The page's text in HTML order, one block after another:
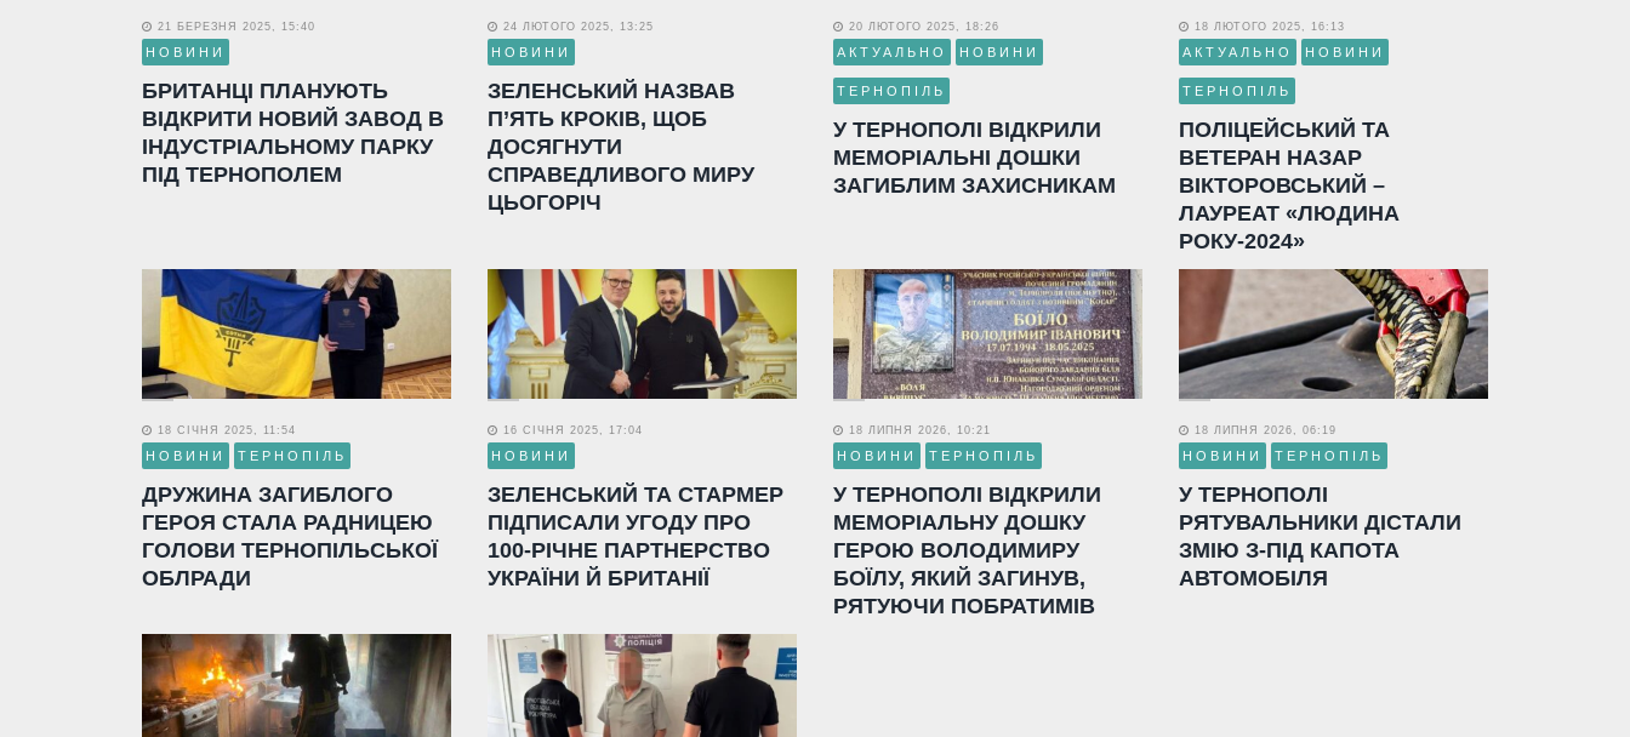
21 БЕРЕЗНЯ 2025, 15:40
НОВИНИ
БРИТАНЦІ ПЛАНУЮТЬ
ВІДКРИТИ НОВИЙ ЗАВОД В
ІНДУСТРІАЛЬНОМУ ПАРКУ
ПІД ТЕРНОПОЛЕМ
24 ЛЮТОГО 2025, 13:25
НОВИНИ
ЗЕЛЕНСЬКИЙ НАЗВАВ
П’ЯТЬ КРОКІВ, ЩОБ
ДОСЯГНУТИ
СПРАВЕДЛИВОГО МИРУ
ЦЬОГОРІЧ
20 ЛЮТОГО 2025, 18:26
АКТУАЛЬНО НОВИНИ
ТЕРНОПІЛЬ
У ТЕРНОПОЛІ ВІДКРИЛИ
МЕМОРІАЛЬНІ ДОШКИ
ЗАГИБЛИМ ЗАХИСНИКАМ
18 ЛЮТОГО 2025, 16:13
АКТУАЛЬНО НОВИНИ
ТЕРНОПІЛЬ
ПОЛІЦЕЙСЬКИЙ ТА
ВЕТЕРАН НАЗАР
ВІКТОРОВСЬКИЙ –
ЛАУРЕАТ «ЛЮДИНА
РОКУ-2024»
18 СІЧНЯ 2025, 11:54
НОВИНИ ТЕРНОПІЛЬ
ДРУЖИНА ЗАГИБЛОГО
ГЕРОЯ СТАЛА РАДНИЦЕЮ
ГОЛОВИ ТЕРНОПІЛЬСЬКОЇ
ОБЛРАДИ
16 СІЧНЯ 2025, 17:04
НОВИНИ
ЗЕЛЕНСЬКИЙ ТА СТАРМЕР
ПІДПИСАЛИ УГОДУ ПРО
100-РІЧНЕ ПАРТНЕРСТВО
УКРАЇНИ Й БРИТАНІЇ
18 ЛИПНЯ 2026, 10:21
НОВИНИ ТЕРНОПІЛЬ
У ТЕРНОПОЛІ ВІДКРИЛИ
МЕМОРІАЛЬНУ ДОШКУ
ГЕРОЮ ВОЛОДИМИРУ
БОЇЛУ, ЯКИЙ ЗАГИНУВ,
РЯТУЮЧИ ПОБРАТИМІВ
18 ЛИПНЯ 2026, 06:19
НОВИНИ ТЕРНОПІЛЬ
У ТЕРНОПОЛІ
РЯТУВАЛЬНИКИ ДІСТАЛИ
ЗМІЮ З-ПІД КАПОТА
АВТОМОБІЛЯ